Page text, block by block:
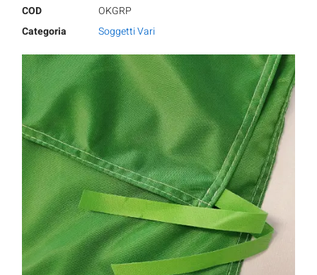
COD
OKGRP
Categoria
Soggetti Vari